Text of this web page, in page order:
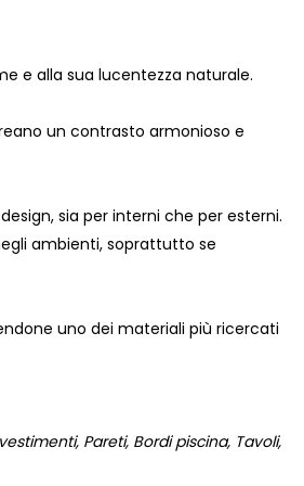
e alla sua lucentezza naturale.
un contrasto armonioso e
sia per interni che per esterni.
ambienti, soprattutto se
uno dei materiali più ricercati
Pareti, Bordi piscina, Tavoli,